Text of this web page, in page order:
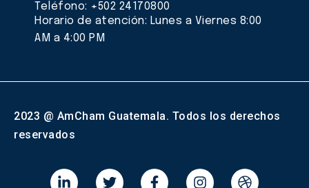
Horario de atención: Lunes a Viernes 8:00
AM a 4:00 PM
reservados